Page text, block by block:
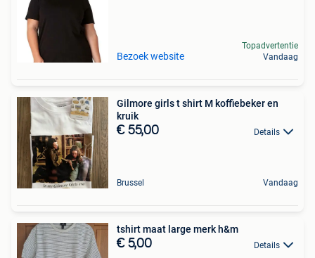
Bezoek website
Topadvertentie
Vandaag
Gilmore girls t shirt M koffiebeker en
kruik
€ 55,00 Details
Brussel Vandaag
tshirt maat large merk h&m
€ 5,00 Details